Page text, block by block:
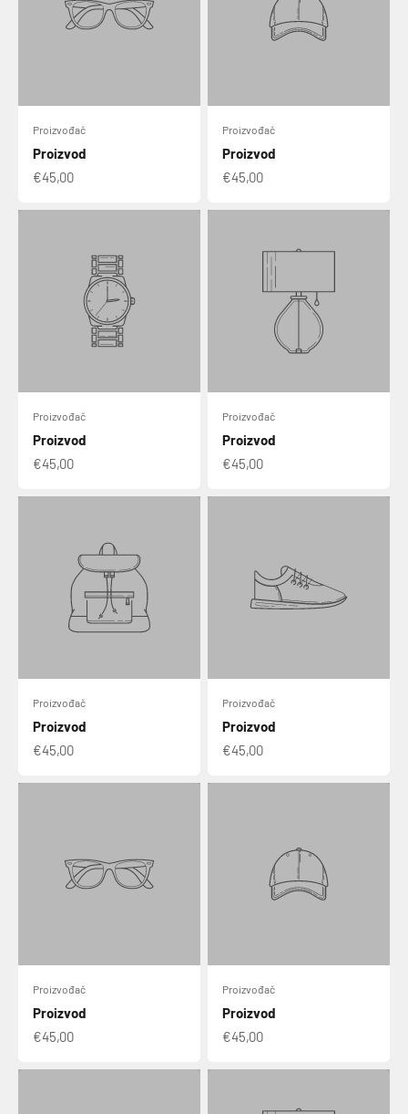
Proizvođač
Proizvod
€45,00
Proizvođač
Proizvod
€45,00
Proizvođač
Proizvod
€45,00
Proizvođač
Proizvod
€45,00
Proizvođač
Proizvod
€45,00
Proizvođač
Proizvod
€45,00
Proizvođač
Proizvod
€45,00
Proizvođač
Proizvod
€45,00